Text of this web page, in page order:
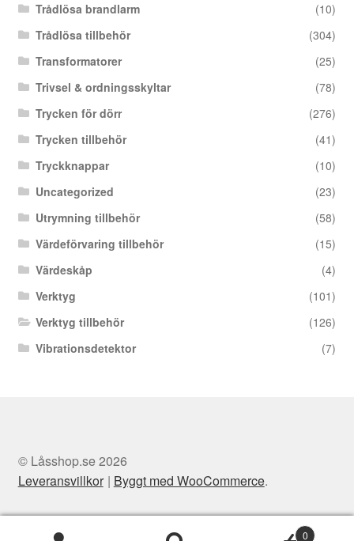
Trådlösa brandlarm
(10)
Trådlösa tillbehör
(304)
Transformatorer
(25)
Trivsel & ordningsskyltar
(78)
Trycken för dörr
(276)
Trycken tillbehör
(41)
Tryckknappar
(10)
Uncategorized
(23)
Utrymning tillbehör
(58)
Värdeförvaring tillbehör
(15)
Värdeskåp
(4)
Verktyg
(101)
Verktyg tillbehör
(126)
Vibrationsdetektor
(7)
© Låsshop.se 2026
Leveransvillkor
Byggt med WooCommerce.
0